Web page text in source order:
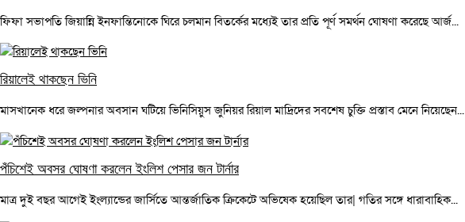
ফিফা সভাপতি জিয়ান্নি ইনফান্তিনোকে ঘিরে চলমান বিতর্কের মধ্যেই তার প্রতি পূর্ণ সমর্থন ঘোষণা করেছে আর্জ...
রিয়ালেই থাকছেন ভিনি
মাসখানেক ধরে জল্পনার অবসান ঘটিয়ে ভিনিসিয়ুস জুনিয়র রিয়াল মাদ্রিদের সবশেষ চুক্তি প্রস্তাব মেনে নিয়েছেন...
পঁচিশেই অবসর ঘোষণা করলেন ইংলিশ পেসার জন টার্নার
মাত্র দুই বছর আগেই ইংল্যান্ডের জার্সিতে আন্তর্জাতিক ক্রিকেটে অভিষেক হয়েছিল তার| গতির সঙ্গে ধারাবাহিক...